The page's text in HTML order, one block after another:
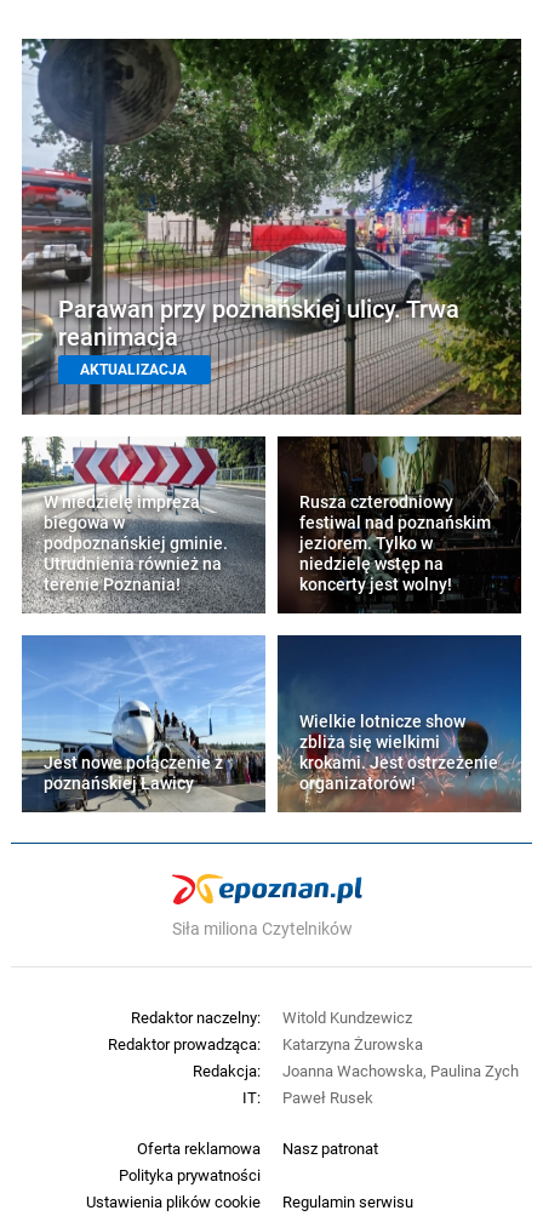
Parawan przy poznańskiej ulicy. Trwa
reanimacja
AKTUALIZACJA
W niedzielę impreza
biegowa w
podpoznańskiej gminie.
Utrudnienia również na
terenie Poznania!
Rusza czterodniowy
festiwal nad poznańskim
jeziorem. Tylko w
niedzielę wstęp na
koncerty jest wolny!
Jest nowe połączenie z
poznańskiej Ławicy
Wielkie lotnicze show
zbliża się wielkimi
krokami. Jest ostrzeżenie
organizatorów!
Siła miliona Czytelników
Oferta reklamowa
Nasz patronat
Polityka prywatności
Ustawienia plików cookie
Regulamin serwisu
Redaktor naczelny:
Witold Kundzewicz
Redaktor prowadząca:
Katarzyna Żurowska
Redakcja:
Joanna Wachowska, Paulina Zych
IT:
Paweł Rusek